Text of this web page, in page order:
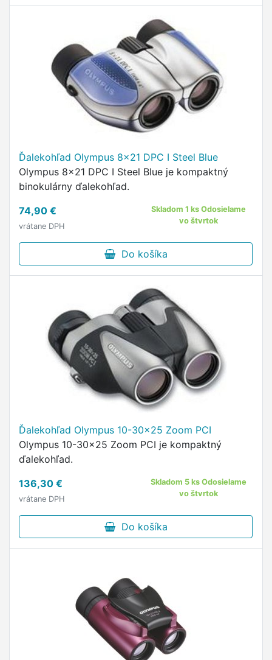
Ďalekohľad Olympus 8x21 DPC I Steel Blue
Olympus 8x21 DPC I Steel Blue je kompaktný
binokulárny ďalekohľad.
74,90 €
vrátane DPH
Skladom 1 ks Odosielame
vo štvrtok
Do košíka
Ďalekohľad Olympus 10-30x25 Zoom PCI
Olympus 10-30x25 Zoom PCI je kompaktný
ďalekohľad.
136,30 €
vrátane DPH
Skladom 5 ks Odosielame
vo štvrtok
Do košíka